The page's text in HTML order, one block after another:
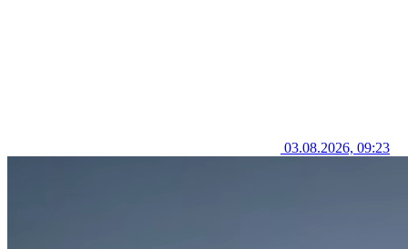
03.08.2026, 09:23